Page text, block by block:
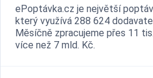
ePoptávka.cz je největší
který využívá 288 624
Měsíčně zpracujeme přes 11
více než 7 mld. Kč.